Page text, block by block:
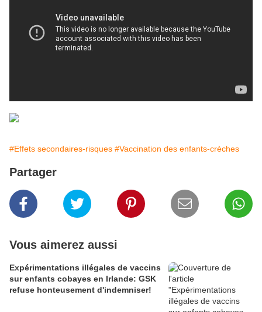
#Effets secondaires-risques #Vaccination des enfants-crèches
Partager
Vous aimerez aussi
Expérimentations illégales de vaccins
sur enfants cobayes en Irlande: GSK
refuse honteusement d'indemniser!